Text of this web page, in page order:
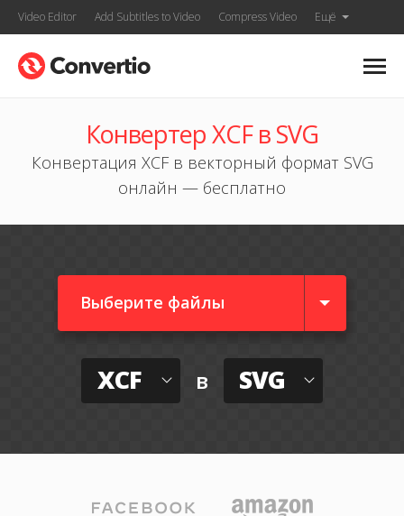
Video Editor Add Subtitles to Video Compress Video Ещё
Конвертер XCF в SVG
Конвертация XCF в векторный формат SVG
онлайн — бесплатно
Выберите файлы
XCF в SVG